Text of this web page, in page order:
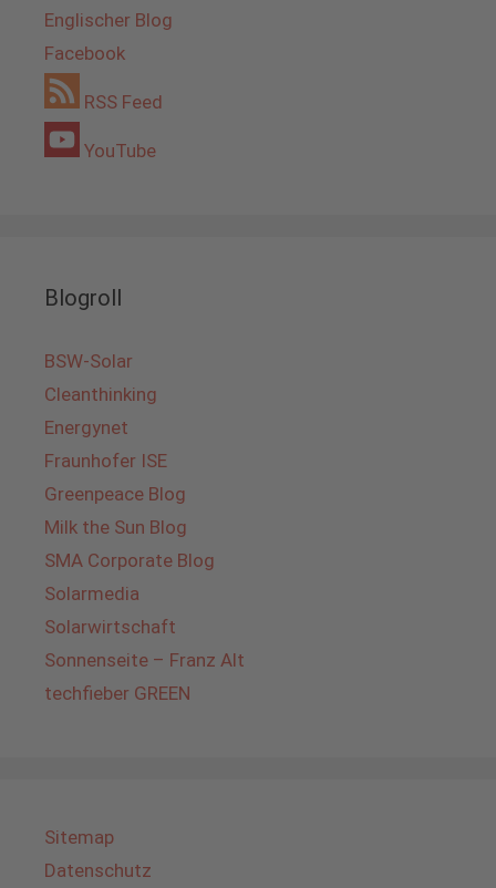
Englischer Blog
Facebook
RSS Feed
YouTube
Blogroll
BSW-Solar
Cleanthinking
Energynet
Fraunhofer ISE
Greenpeace Blog
Milk the Sun Blog
SMA Corporate Blog
Solarmedia
Solarwirtschaft
Sonnenseite – Franz Alt
techfieber GREEN
Sitemap
Datenschutz